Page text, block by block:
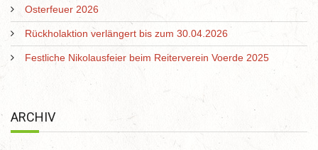
Osterfeuer 2026
Rückholaktion verlängert bis zum 30.04.2026
Festliche Nikolausfeier beim Reiterverein Voerde 2025
ARCHIV